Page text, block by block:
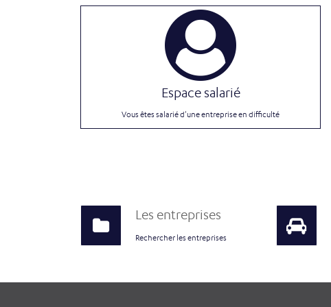
Espace salarié
Vous êtes salarié d'une entreprise en difficulté
Les entreprises
Rechercher les entreprises